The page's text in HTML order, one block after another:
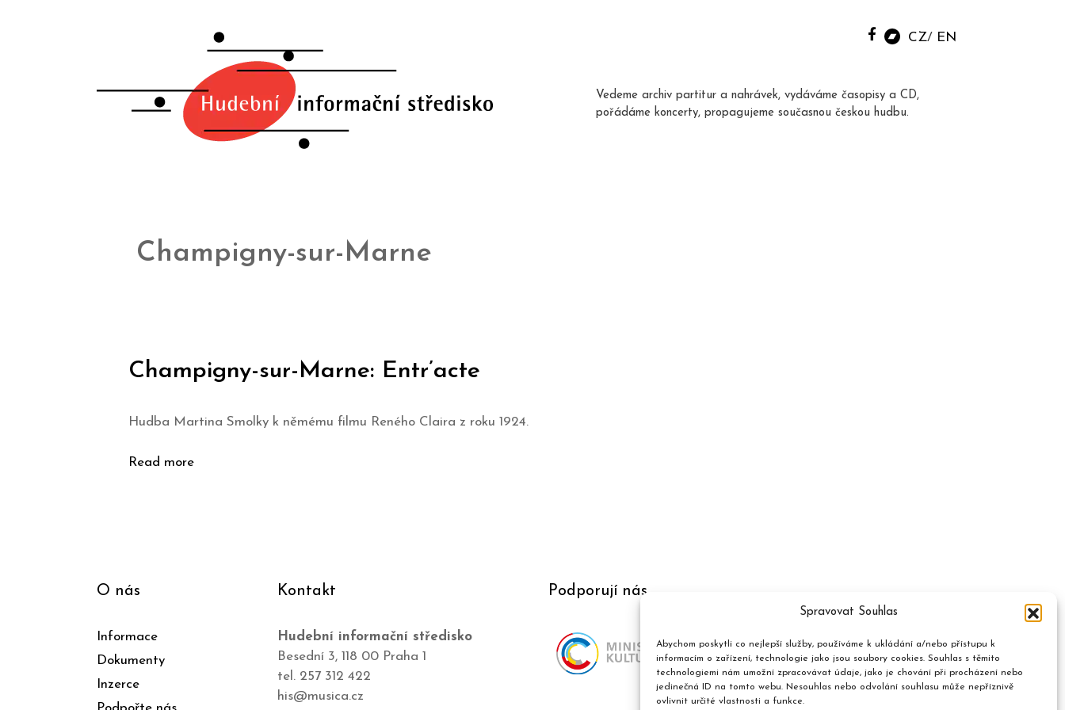
Spravovat Souhlas
Abychom poskytli co nejlepší služby, používáme k ukládání a/nebo přístupu k
informacím o zařízení, technologie jako jsou soubory cookies. Souhlas s těmito
technologiemi nám umožní zpracovávat údaje, jako je chování při procházení nebo
jedinečná ID na tomto webu. Nesouhlas nebo odvolání souhlasu může nepříznivě
ovlivnit určité vlastnosti a funkce.
CZ EN
Vedeme archiv partitur a nahrávek, vydáváme časopisy a CD,
pořádáme koncerty, propagujeme současnou českou hudbu.
Champigny-sur-Marne
Champigny-sur-Marne: Entr’acte
Hudba Martina Smolky k němému filmu Reného Claira z roku 1924.
Read more
O nás
Informace
Dokumenty
Inzerce
Kontakt
Hudební informační středisko
Besední 3, 118 00 Praha 1
tel. 257 312 422
his@musica.cz
Podporují nás